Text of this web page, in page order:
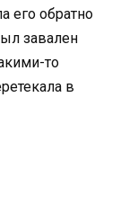
его обратно
завален
то
в